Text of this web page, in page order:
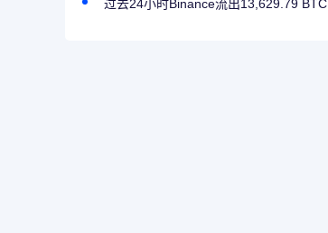
过去24小时Binance流出13,629.79 BTC